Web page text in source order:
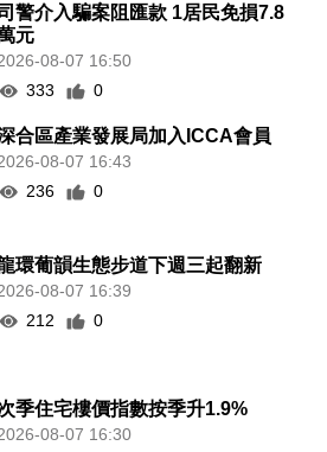
警介入騙案阻匯款 1居民免損7.8
元
08-07 16:50
333
0
合區產業發展局加入ICCA會員
08-07 16:43
236
0
環葡韻生態步道下週三起翻新
08-07 16:39
212
0
季住宅樓價指數按季升1.9%
08-07 16:30